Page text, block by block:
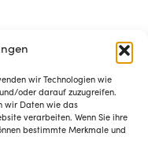
wir Technologien wie
oder darauf zuzugreifen.
wir Daten wie das
verarbeiten. Wenn Sie ihre
bestimmte Merkmale und